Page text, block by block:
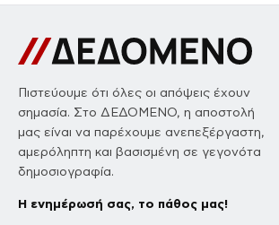
Πιστεύουμε ότι όλες οι απόψεις έχουν
σημασία. Στο ΔΕΔΟΜΕΝΟ, η αποστολή
μας είναι να παρέχουμε ανεπεξέργαστη,
αμερόληπτη και βασισμένη σε γεγονότα
δημοσιογραφία.
Η ενημέρωσή σας, το πάθος μας!